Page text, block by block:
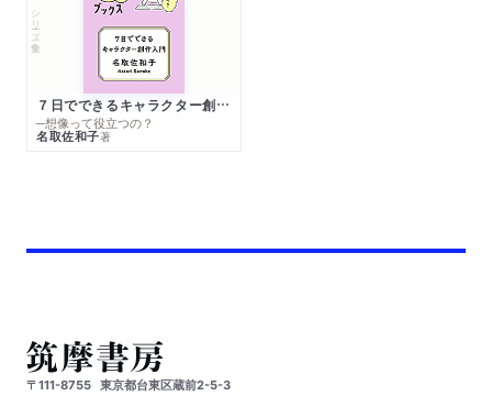
シリーズ・全集
７日でできるキャラクター創作入門
─想像って役立つの？
名取佐和子著
〒111-8755 東京都台東区蔵前2-5-3